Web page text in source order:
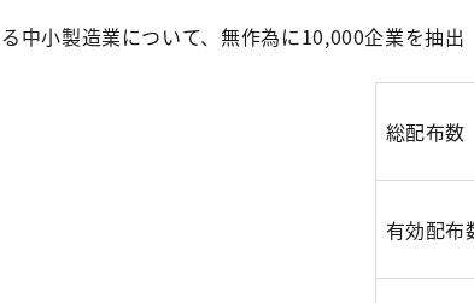
中小製造業について、無作為に10,000企業を抽出
総配布数
有効配布